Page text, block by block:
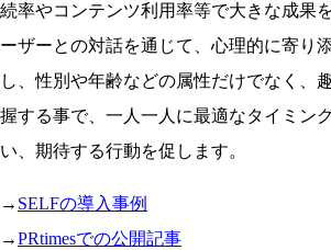
続率やコンテンツ利用率等で大きな成果
ーザーとの対話を通じて、心理的に寄り
し、性別や年齢などの属性だけでなく、
握する事で、一人一人に最適なタイミン
い、期待する行動を促します。
→ SELFの導入事例
→PRtimesでの公開記事